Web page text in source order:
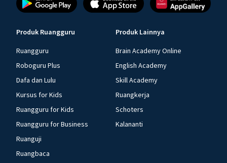
Produk Ruangguru
Ruangguru
Roboguru Plus
Dafa dan Lulu
Kursus for Kids
Ruangguru for Kids
Ruangguru for Business
Ruanguji
Ruangbaca
Produk Lainnya
Brain Academy Online
English Academy
Skill Academy
Ruangkerja
Schoters
Kalananti